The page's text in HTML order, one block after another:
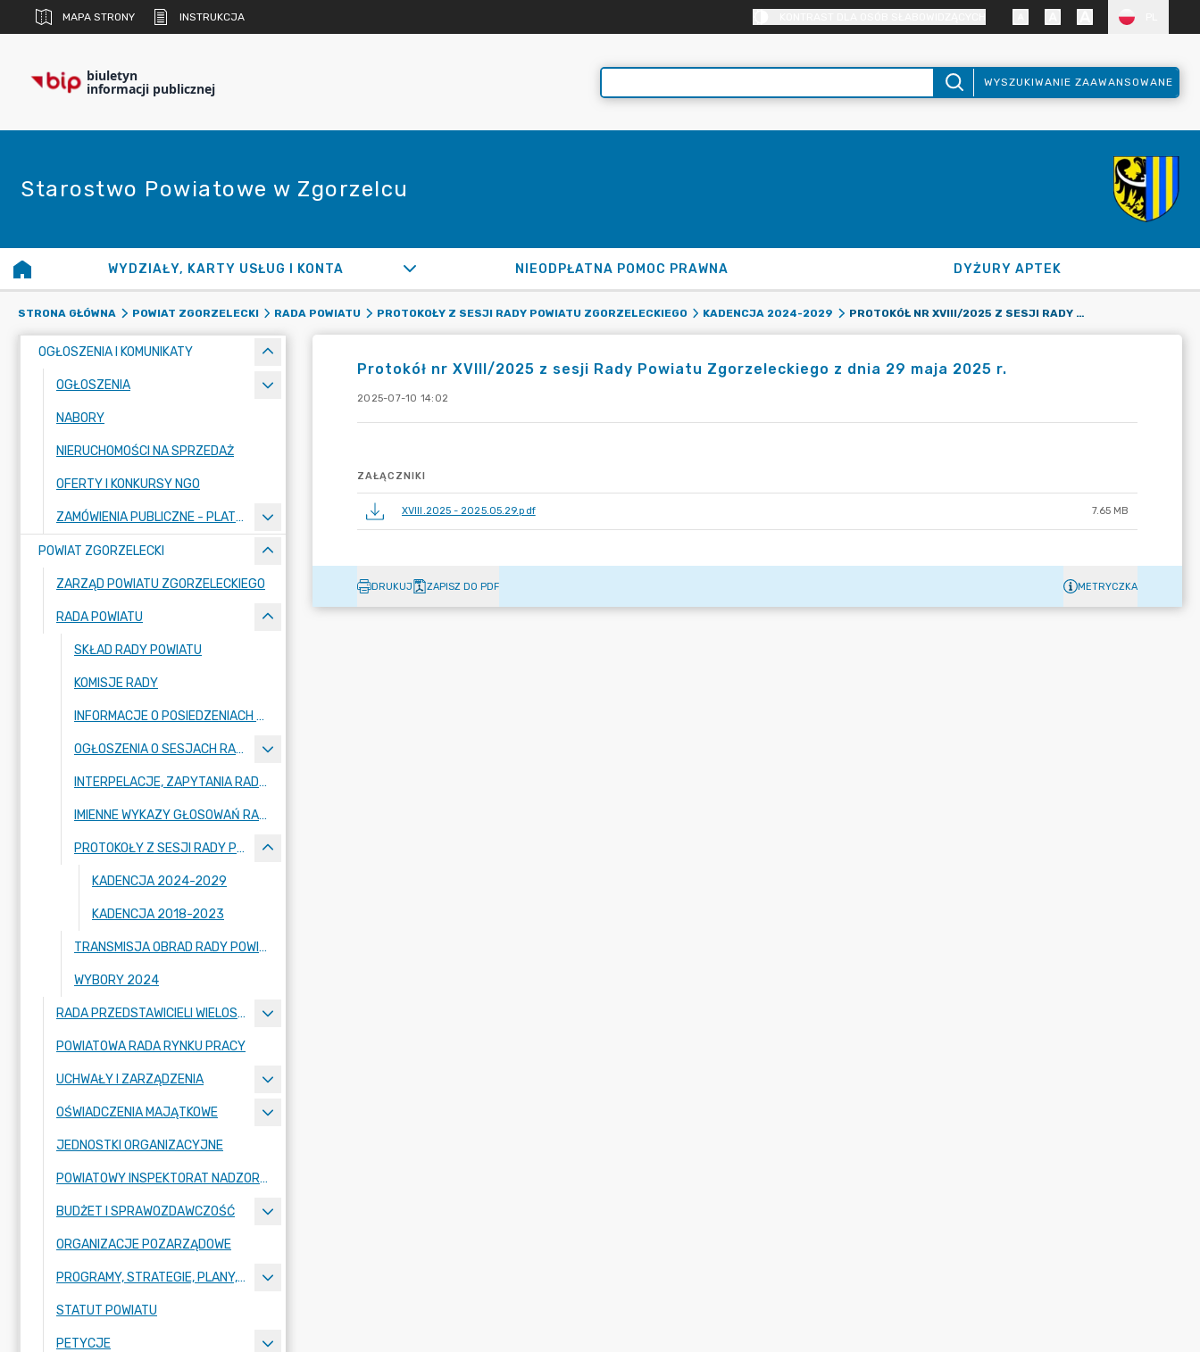
MAPA STRONY INSTRUKCJA
biuletyn
informacji publicznej WYSZUKIWANIE ZAAWANSOWANE
Starostwo Powiatowe w Zgorzelcu
WYDZIAŁY, KARTY USŁUG I KONTA NIEODPŁATNA POMOC PRAWNA DYŻURY APTEK
STRONA GŁÓWNA POWIAT ZGORZELECKI RADA POWIATU PROTOKOŁY Z SESJI RADY POWIATU ZGORZELECKIEGO KADENCJA 2024-2029 PROTOKÓŁ NR XVIII/2025 Z SESJI RADY POWIATU ZGORZELECKIEGO Z DNIA 29 MAJA 2025 R.
OGŁOSZENIA I KOMUNIKATY
OGŁOSZENIA
NABORY
NIERUCHOMOŚCI NA SPRZEDAŻ
OFERTY I KONKURSY NGO
ZAMÓWIENIA PUBLICZNE - PLATFORMA ZAKUPOWA
POWIAT ZGORZELECKI
ZARZĄD POWIATU ZGORZELECKIEGO
RADA POWIATU
SKŁAD RADY POWIATU
KOMISJE RADY
INFORMACJE O POSIEDZENIACH KOMISJI
OGŁOSZENIA O SESJACH RADY POWIATU
INTERPELACJE, ZAPYTANIA RADNYCH
IMIENNE WYKAZY GŁOSOWAŃ RADNYCH
PROTOKOŁY Z SESJI RADY POWIATU ZGORZELECKIEGO
KADENCJA 2024-2029
KADENCJA 2018-2023
TRANSMISJA OBRAD RADY POWIATU ZGORZELECKIEGO
WYBORY 2024
RADA PRZEDSTAWICIELI WIELOSPECJALISTYCZNEGO ZESPOŁU OPIEKI ZDROWOTNEJ "BOLESŁAWIEC-ZGORZELEC" SAMODZIELNEGO PUBLICZNEGO ZAKŁADU OPIEKI ZDROWOTNEJ
POWIATOWA RADA RYNKU PRACY
UCHWAŁY I ZARZĄDZENIA
OŚWIADCZENIA MAJĄTKOWE
JEDNOSTKI ORGANIZACYJNE
POWIATOWY INSPEKTORAT NADZORU BUDOWLANEGO
BUDŻET I SPRAWOZDAWCZOŚĆ
ORGANIZACJE POZARZĄDOWE
PROGRAMY, STRATEGIE, PLANY, RAPORTY
STATUT POWIATU
PETYCJE
Protokół nr XVIII/2025 z sesji Rady Powiatu Zgorzeleckiego z dnia 29 maja 2025 r.
2025-07-10 14:02
ZAŁĄCZNIKI
XVIII.2025 - 2025.05.29.pdf 7.65 MB
DRUKUJ ZAPISZ DO PDF METRYCZKA